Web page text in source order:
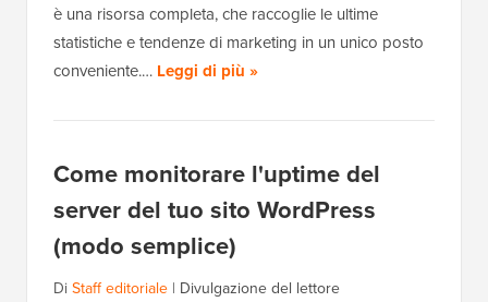
è una risorsa completa, che raccoglie le ultime
statistiche e tendenze di marketing in un unico posto
conveniente.… Leggi di più »
Come monitorare l'uptime del
server del tuo sito WordPress
(modo semplice)
DiStaff editoriale | Divulgazione del lettore